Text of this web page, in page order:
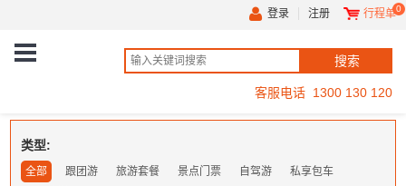
登录 注册 行程单0
客服电话 1300 130 120
类型:
全部 跟团游 旅游套餐 景点门票 自驾游
私享包车